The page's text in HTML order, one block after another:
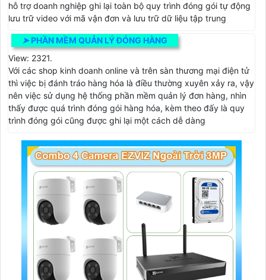
hỗ trợ doanh nghiệp ghi lại toàn bộ quy trình đóng gói tự động
lưu trữ video với mã vận đơn và lưu trữ dữ liệu tập trung
➤PHẦN MỀM QUẢN LÝ ĐÓNG HÀNG
View: 2321.
Với các shop kinh doanh online và trên sàn thương mại điện tử
thì việc bị đánh tráo hàng hóa là điều thường xuyên xảy ra, vậy
nên việc sử dụng hệ thống phần mềm quản lý đơn hàng, nhìn
thấy được quá trình đóng gói hàng hóa, kèm theo đấy là quy
trình đóng gói cũng được ghi lại một cách dễ dàng